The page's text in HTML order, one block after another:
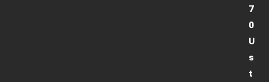
7
0
U
s
t